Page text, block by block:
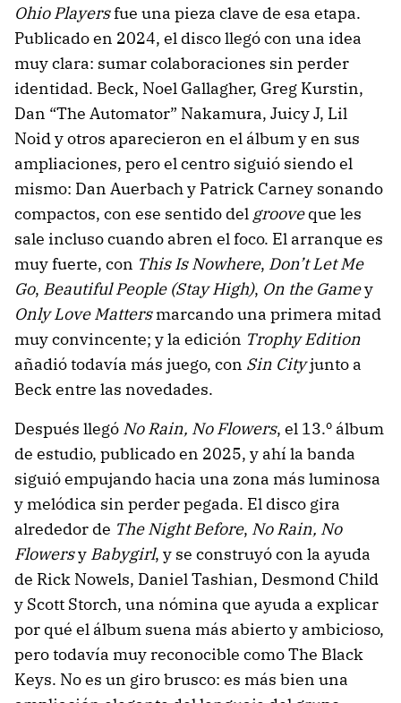
Ohio Playersfue una pieza clave de esa etapa.
Publicado en 2024, el disco llegó con una idea
muy clara: sumar colaboraciones sin perder
identidad. Beck, Noel Gallagher, Greg Kurstin,
Dan “The Automator” Nakamura, Juicy J, Lil
Noid y otros aparecieron en el álbum y en sus
ampliaciones, pero el centro siguió siendo el
mismo: Dan Auerbach y Patrick Carney sonando
compactos, con ese sentido del grooveque les
sale incluso cuando abren el foco. El arranque es
muy fuerte, con This Is Nowhere, Don’t Let Me
Go, Beautiful People (Stay High), On the Gamey
Only Love Mattersmarcando una primera mitad
muy convincente; y la edición Trophy Edition
añadió todavía más juego, con Sin Cityjunto a
Beck entre las novedades.
Después llegó No Rain, No Flowers, el 13.º álbum
de estudio, publicado en 2025, y ahí la banda
siguió empujando hacia una zona más luminosa
y melódica sin perder pegada. El disco gira
alrededor de The Night Before, No Rain, No
Flowersy Babygirl, y se construyó con la ayuda
de Rick Nowels, Daniel Tashian, Desmond Child
y Scott Storch, una nómina que ayuda a explicar
por qué el álbum suena más abierto y ambicioso,
pero todavía muy reconocible como The Black
Keys. No es un giro brusco: es más bien una